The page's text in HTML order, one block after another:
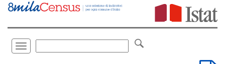
Vai
direttamente
Toggle
navigation